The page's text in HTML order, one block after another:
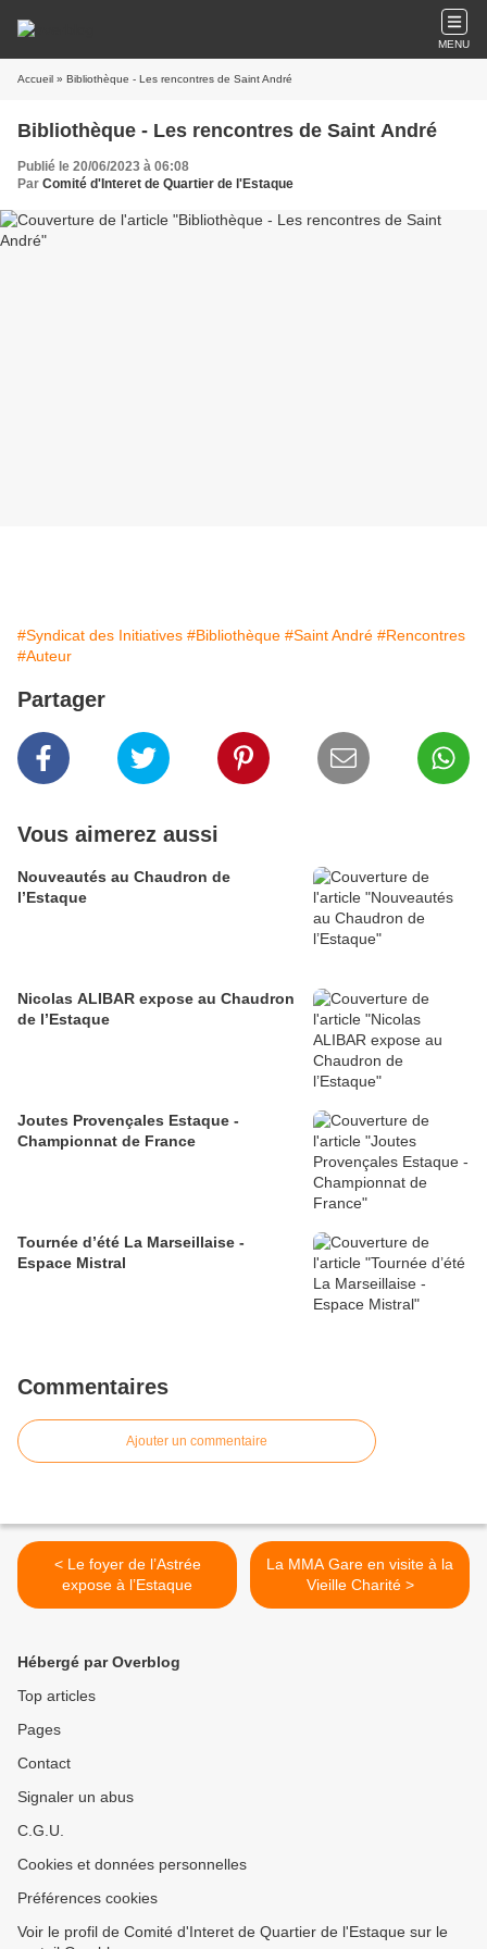
MENU
Accueil » Bibliothèque - Les rencontres de Saint André
Bibliothèque - Les rencontres de Saint André
Publié le 20/06/2023 à 06:08
Par Comité d'Interet de Quartier de l'Estaque
#Syndicat des Initiatives #Bibliothèque #Saint André #Rencontres
#Auteur
Partager
Vous aimerez aussi
Nouveautés au Chaudron de
l’Estaque
Nicolas ALIBAR expose au Chaudron
de l’Estaque
Joutes Provençales Estaque -
Championnat de France
Tournée d’été La Marseillaise -
Espace Mistral
Commentaires
Ajouter un commentaire
< Le foyer de l’Astrée
expose à l’Estaque
La MMA Gare en visite à la
Vieille Charité >
Hébergé par Overblog
Top articles
Pages
Contact
Signaler un abus
C.G.U.
Cookies et données personnelles
Préférences cookies
Voir le profil de Comité d'Interet de Quartier de l'Estaque sur le